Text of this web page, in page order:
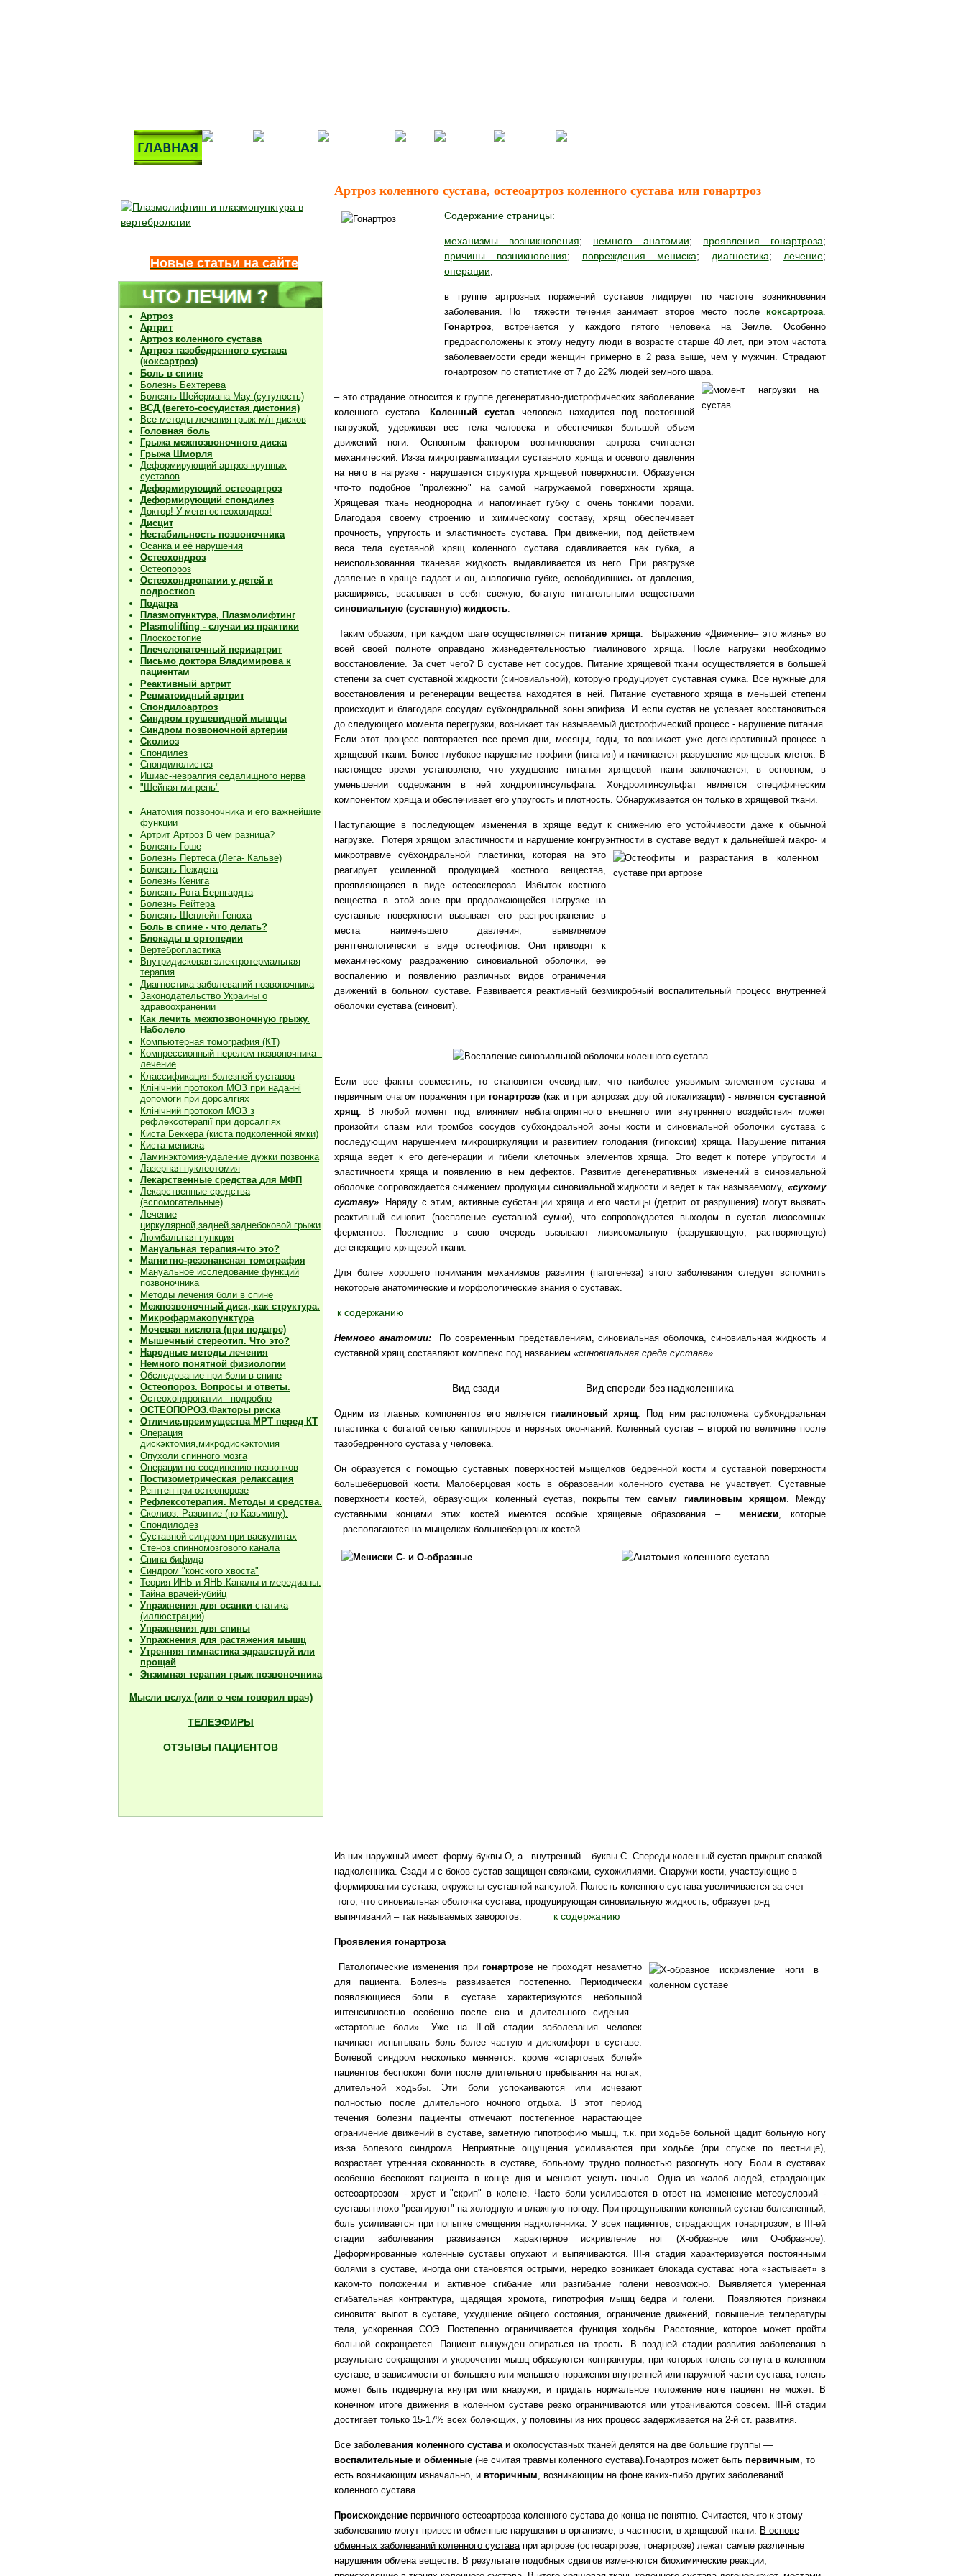
Новые статьи на сайте
Артроз
Артрит
Артроз коленного сустава
Артроз тазобедренного сустава
(коксартроз)
Боль в спине
Болезнь Бехтерева
Болезнь Шейермана-Мау (сутулость)
ВСД (вегето-сосудистая дистония)
Все методы лечения грыж м/п дисков
Головная боль
Грыжа межпозвоночного диска
Грыжа Шморля
Деформирующий артроз крупных
суставов
Деформирующий остеоартроз
Деформирующий спондилез
Доктор! У меня остеохондроз!
Дисцит
Нестабильность позвоночника
Осанка и её нарушения
Остеохондроз
Остеопороз
Остеохондропатии у детей и
подростков
Подагра
Плазмопунктура, Плазмолифтинг
Plasmolifting - случаи из практики
Плоскостопие
Плечелопаточный периартрит
Письмо доктора Владимирова к
пациентам
Реактивный артрит
Ревматоидный артрит
Спондилоартроз
Синдром грушевидной мышцы
Синдром позвоночной артерии
Сколиоз
Спондилез
Спондилолистез
Ишиас-невралгия седалищного нерва
"Шейная мигрень"
Анатомия позвоночника и его важнейшие
функции
Артрит Артроз В чём разница?
Болезнь Гоше
Болезнь Пертеса (Лега- Кальве)
Болезнь Пеждета
Болезнь Кенига
Болезнь Рота-Бернгардта
Болезнь Рейтера
Болезнь Шенлейн-Геноха
Боль в спине - что делать?
Блокады в ортопедии
Вертебропластика
Внутридисковая электротермальная
терапия
Диагностика заболеваний позвоночника
Законодательство Украины о
здравоохранении
Как лечить межпозвоночную грыжу.
Наболело
Компьютерная томография (КТ)
Компрессионный перелом позвоночника -
лечение
Классификация болезней суставов
Клiнiчний протокол МОЗ при наданнi
допомоги при дорсалгiях
Клiнiчний протокол МОЗ з
рефлексотерапiї при дорсалгіях
Киста Беккера (киста подколенной ямки)
Киста мениска
Ламинэктомия-удаление дужки позвонка
Лазерная нуклеотомия
Лекарственные средства для МФП
Лекарственные средства
(вспомогательные)
Лечение
циркулярной,задней,заднебоковой грыжи
Люмбальная пункция
Мануальная терапия-что это?
Магнитно-резонансная томография
Мануальное исследование функций
позвоночника
Методы лечения боли в спине
Межпозвоночный диск, как структура.
Микрофармакопунктура
Мочевая кислота (при подагре)
Мышечный стереотип. Что это?
Народные методы лечения
Немного понятной физиологии
Обследование при боли в спине
Остеопороз. Вопросы и ответы.
Остеохондропатии - подробно
ОСТЕОПОРОЗ.Факторы риска
Отличие,преимущества МРТ перед КТ
Операция
дискэктомия,микродискэктомия
Опухоли спинного мозга
Операции по соединению позвонков
Постизометрическая релаксация
Рентген при остеопорозе
Рефлексотерапия. Методы и средства.
Сколиоз. Развитие (по Казьмину).
Спондилодез
Суставной синдром при васкулитах
Стеноз спинномозгового канала
Спина бифида
Синдром "конского хвоста"
Теория ИНЬ и ЯНЬ.Каналы и мередианы.
Тайна врачей-убийц
Упражнения для осанки-статика
(иллюстрации)
Упражнения для спины
Упражнения для растяжения мышц
Утренняя гимнастика здравствуй или
прощай
Энзимная терапия грыж позвоночника
Мысли вслух (или о чем говорил врач)
ТЕЛЕЭФИРЫ
ОТЗЫВЫ ПАЦИЕНТОВ
Артроз коленного сустава, остеоартроз коленного сустава или гонартроз
Содержание страницы:
механизмы возникновения; немного анатомии; проявления гонартроза;
причины возникновения; повреждения мениска; диагностика; лечение;
операции;
в группе артрозных поражений суставов лидирует по частоте возникновения
заболевания. По тяжести течения занимает второе место после коксартроза.
Гонартроз, встречается у каждого пятого человека на Земле. Особенно
предрасположены к этому недугу люди в возрасте старше 40 лет, при этом частота
заболеваемости среди женщин примерно в 2 раза выше, чем у мужчин. Страдают
гонартрозом по статистике от 7 до 22% людей земного шара.
– это страдание относится к группе дегенеративно-дистрофических заболевание
коленного сустава.
Коленный сустав человека находится под постоянной
нагрузкой, удерживая вес тела человека и обеспечивая большой объем
движений ноги. Основным фактором возникновения артроза считается
механический. Из-за микротравматизации суставного хряща и осевого давления
на него в нагрузке - нарушается структура хрящевой поверхности. Образуется
что-то подобное "пролежню" на самой нагружаемой поверхности хряща.
Хрящевая ткань неоднородна и напоминает губку с очень тонкими порами.
Благодаря своему строению и химическому составу, хрящ обеспечивает
прочность, упругость и эластичность сустава. При движении, под действием
веса тела суставной хрящ коленного сустава сдавливается как губка, а
неиспользованная тканевая жидкость выдавливается из него. При разгрузке
давление в хряще падает и он, аналогично губке, освободившись от давления,
расширяясь, всасывает в себя свежую, богатую питательными веществами
синовиальную (суставную) жидкость.
Таким образом, при каждом шаге осуществляетсяпитание хряща.
Выражение «Движение– это жизнь» во
всей своей полноте оправдано жизнедеятельностью гиалинового хряща. После нагрузки необходимо
восстановление. За счет чего? В суставе нет сосудов. Питание хрящевой ткани осуществляется в большей
степени за счет суставной жидкости (синовиальной), которую продуцирует суставная сумка. Все нужные для
восстановления и регенерации вещества находятся в ней.
Питание суставного хряща в меньшей степени
происходит и благодаря сосудам субхондральной зоны эпифиза. И если сустав не успевает восстановиться
до следующего момента перегрузки, возникает так называемый дистрофический процесс - нарушение питания.
Если этот процесс повторяется все время дни, месяцы, годы, то возникает уже дегенеративный процесс в
хрящевой ткани. Более глубокое нарушение трофики (питания) и начинается разрушение хрящевых клеток. В
настоящее время установлено, что ухудшение питания хрящевой ткани заключается, в основном, в
уменьшении содержания в ней хондроитинсульфата. Хондроитинсульфат является специфическим
компонентом хряща и обеспечивает его упругость и плотность. Обнаруживается он только в хрящевой ткани.
Наступающие в последующем изменения в хряще ведут к снижению его устойчивости даже к обычной
нагрузке.
Потеря хрящом эластичности и нарушение конгруэнтности в суставе ведут к дальнейшей макро- и
микротравме субхондральной пластинки, которая на это
реагирует усиленной продукцией костного вещества,
проявляющаяся в виде остеосклероза. Избыток костного
вещества в этой зоне при продолжающейся нагрузке на
суставные поверхности вызывает его распространение в
места наименьшего давления, выявляемое
рентгенологически в виде остеофитов. Они приводят к
механическому раздражению синовиальной оболочки, ее
воспалению и появлению различных видов ограничения
движений в больном суставе. Развивается реактивный безмикробный воспалительный процесс внутренней
оболочки сустава (синовит).
Если все факты совместить, то становится очевидным, что наиболее уязвимым элементом сустава и
первичным очагом поражения при гонартрозе (как и при артрозах другой локализации) - является суставной
хрящ. В любой момент под влиянием неблагоприятного внешнего или внутреннего воздействия может
произойти спазм или тромбоз сосудов субхондральной зоны кости и синовиальной оболочки сустава с
последующим нарушением микроциркуляции и развитием голодания (гипоксии) хряща. Нарушение питания
хряща ведет к его дегенерации и гибели клеточных элементов хряща. Это ведет к потере упругости и
эластичности хряща и появлению в нем дефектов. Развитие дегенеративных изменений в синовиальной
оболочке сопровождается снижением продукции синовиальной жидкости и ведет к так называемому, «сухому
суставу». Наряду с этим, активные субстанции хряща и его частицы (детрит от разрушения) могут вызвать
реактивный синовит (воспаление суставной сумки), что сопровождается выходом в сустав лизосомных
ферментов. Последние в свою очередь вызывают лизисомальную (разрушающую, растворяющую)
дегенерацию хрящевой ткани.
Для более хорошего понимания механизмов развития (патогенеза) этого заболевания следует вспомнить
некоторые анатомические и морфологические знания о суставах.
к содержанию
Немного анатомии:
По современным представлениям, синовиальная оболочка, синовиальная жидкость и
суставной хрящ составляют комплекс под названием «синовиальная среда сустава».
Вид сзади Вид спереди без надколенника
Одним из главных компонентов его является гиалиновый хрящ. Под ним расположена субхондральная
пластинка с богатой сетью капилляров и нервных окончаний. Коленный сустав – второй по величине после
тазобедренного сустава у человека.
Он образуется с помощью суставных поверхностей мыщелков бедренной кости и суставной поверхности
большеберцовой кости. Малоберцовая кость в образовании коленного сустава не участвует. Суставные
поверхности костей, образующих коленный сустав, покрыты тем самым гиалиновым хрящом. Между
суставными концами этих костей имеются особые хрящевые образования –
мениски, которые
располагаются на мыщелках большеберцовых костей.
Из них наружный имеет форму буквы О, а
внутренний – буквы С. Спереди коленный сустав прикрыт связкой
надколенника. Сзади и с боков сустав защищен связками, сухожилиями. Снаружи кости, участвующие в
формировании сустава, окружены суставной капсулой. Полость коленного сустава увеличивается за счет
того, что синовиальная оболочка сустава, продуцирующая синовиальную жидкость, образует ряд
выпячиваний – так называемых заворотов.
к содержанию
Проявления гонартроза
Патологические изменения при гонартрозе не проходят незаметно
для пациента. Болезнь развивается постепенно.
Периодически
появляющиеся боли в суставе характеризуются небольшой
интенсивностью особенно после сна и длительного сидения –
«стартовые боли». Уже на II-ой стадии заболевания человек
начинает испытывать боль более частую и дискомфорт в суставе.
Болевой синдром несколько меняется: кроме «стартовых болей»
пациентов беспокоят боли после длительного пребывания на ногах,
длительной ходьбы. Эти боли успокаиваются или исчезают
полностью после длительного ночного отдыха. В этот период
течения болезни пациенты отмечают постепенное нарастающее
ограничение движений в суставе, заметную гипотрофию мышц, т.к. при ходьбе больной щадит больную ногу
из-за болевого синдрома. Неприятные ощущения усиливаются при ходьбе (при спуске по лестнице),
возрастает утренняя скованность в суставе, больному трудно полностью разогнуть ногу. Боли в суставах
особенно беспокоят пациента в конце дня и мешают уснуть ночью. Одна из жалоб людей, страдающих
остеоартрозом - хруст и "скрип" в колене. Часто боли усиливаются в ответ на изменение метеоусловий -
суставы плохо "реагируют" на холодную и влажную погоду. При прощупывании коленный сустав болезненный,
боль усиливается при попытке смещения надколенника. У всех пациентов, страдающих гонартрозом, в III-ей
стадии заболевания развивается характерное искривление ног (Х-образное или О-образное).
Деформированные коленные суставы опухают и выпячиваются.
III-я стадия характеризуется постоянными
болями в суставе, иногда они становятся острыми, нередко возникает блокада сустава: нога «застывает» в
каком-то положении и активное сгибание или разгибание голени невозможно. Выявляется умеренная
сгибательная контрактура, щадящая хромота, гипотрофия мышц бедра и голени. Появляются признаки
синовита: выпот в суставе, ухудшение общего состояния, ограничение движений, повышение температуры
тела, ускоренная СОЭ.
Постепенно ограничивается функция ходьбы. Расстояние, которое может пройти
больной сокращается. Пациент вынужден опираться на трость. В поздней стадии развития заболевания в
результате сокращения и укорочения мышц образуются контрактуры, при которых голень согнута в коленном
суставе, в зависимости от большего или меньшего поражения внутренней или наружной части сустава, голень
может быть подвернута кнутри или кнаружи, и придать нормальное положение ноге пациент не может. В
конечном итоге движения в коленном суставе резко ограничиваются или утрачиваются совсем. III-й стадии
достигает только 15-17% всех болеющих, у половины из них процесс задерживается на 2-й ст. развития.
Все заболевания коленного суставаи околосуставных тканей делятся на две большие группы —
воспалительные и обменные (не считая травмы коленного сустава). Гонартроз может быть первичным, то
есть возникающим изначально, и вторичным, возникающим на фоне каких-либо других заболеваний
коленного сустава.
Происхождение первичного остеоартроза коленного сустава до конца не понятно. Считается, что к этому
заболеванию могут привести обменные нарушения в организме, в частности, в хрящевой ткани. В основе
обменных заболеваний коленного суставапри артрозе (остеоартрозе, гонартрозе) лежат самые различные
нарушения обмена веществ. В результате подобных сдвигов изменяются биохимические реакции,